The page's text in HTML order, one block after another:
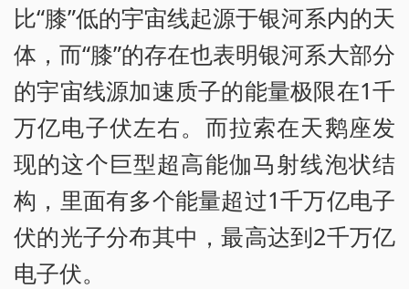
比“膝”低的宇宙线起源于银河系内的天
体，而“膝”的存在也表明银河系大部分
的宇宙线源加速质子的能量极限在1千
万亿电子伏左右。而拉索在天鹅座发
现的这个巨型超高能伽马射线泡状结
构，里面有多个能量超过1千万亿电子
伏的光子分布其中，最高达到2千万亿
电子伏。